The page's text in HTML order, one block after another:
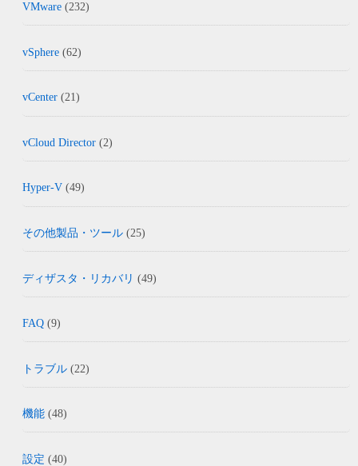
VMware (232)
vSphere (62)
vCenter (21)
vCloud Director (2)
Hyper-V (49)
その他製品・ツール (25)
ディザスタ・リカバリ (49)
FAQ (9)
トラブル (22)
機能 (48)
設定 (40)